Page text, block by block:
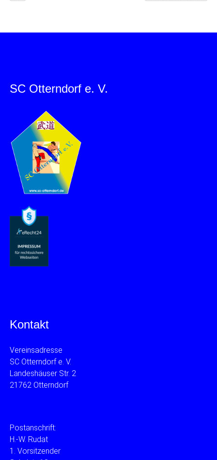
SC Otterndorf e. V.
Kontakt
Vereinsadresse
SC Otterndorf e. V.
Landeshäuser Str. 2
21762 Otterndorf
Postanschrift:
H.-W. Rudat
1. Vorsitzender